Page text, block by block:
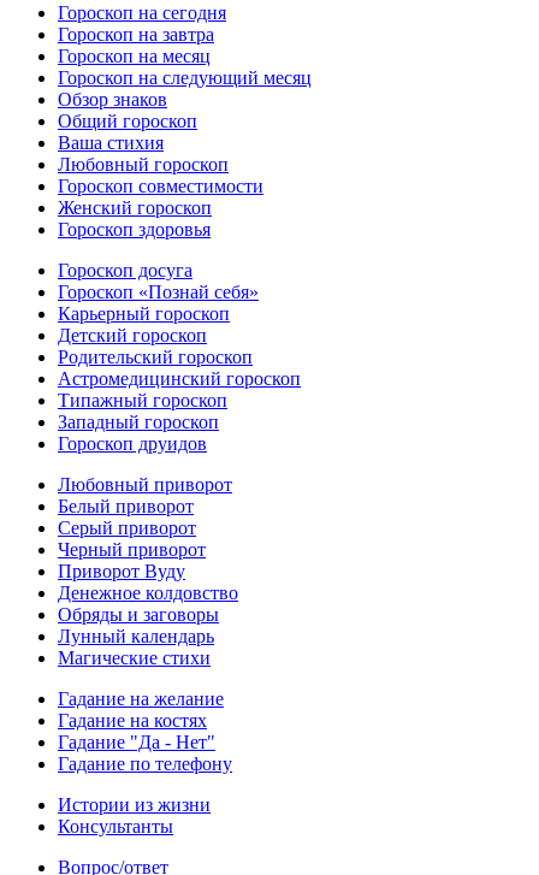
Гороскоп на сегодня
Гороскоп на завтра
Гороскоп на месяц
Гороскоп на следующий месяц
Обзор знаков
Общий гороскоп
Ваша стихия
Любовный гороскоп
Гороскоп совместимости
Женский гороскоп
Гороскоп здоровья
Гороскоп досуга
Гороскоп «Познай себя»
Карьерный гороскоп
Детский гороскоп
Родительский гороскоп
Астромедицинский гороскоп
Типажный гороскоп
Западный гороскоп
Гороскоп друидов
Любовный приворот
Белый приворот
Серый приворот
Черный приворот
Приворот Вуду
Денежное колдовство
Обряды и заговоры
Лунный календарь
Магические стихи
Гадание на желание
Гадание на костях
Гадание "Да - Нет"
Гадание по телефону
Истории из жизни
Консультанты
Вопрос/ответ